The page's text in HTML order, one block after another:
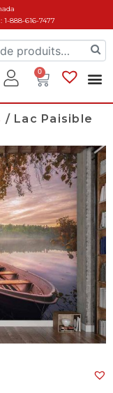
1-888-616-7477
0
/ Lac Paisible